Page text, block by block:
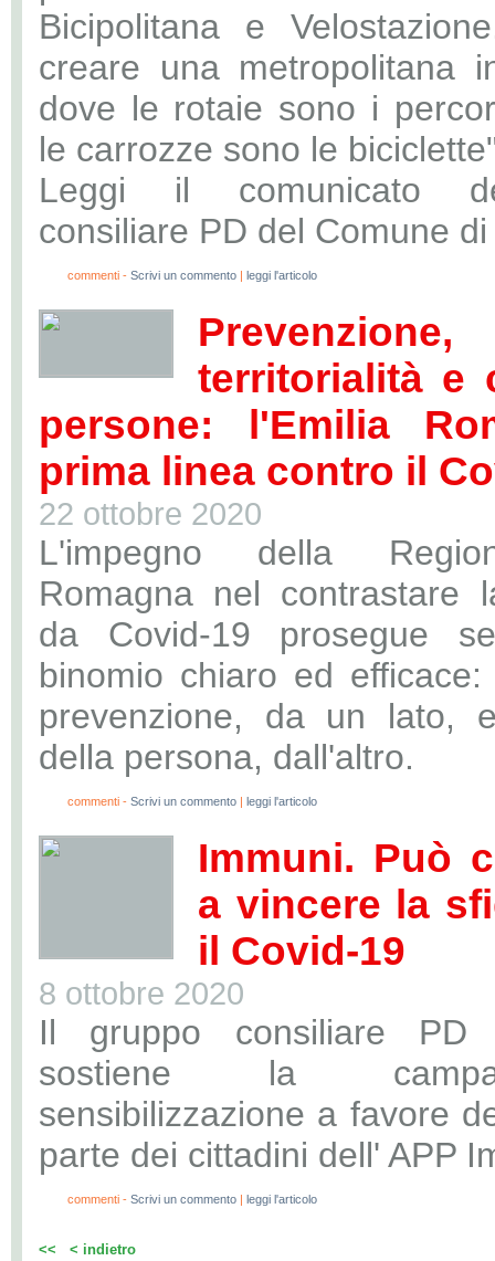
Bicipolitana e
creare una metropolitana
dove le rotaie sono i
le carrozze sono le
Leggi il comunicato
consiliare PD del Comune
commenti - Scrivi un commento | leggi l'articolo
Prevenzione,
territorialità e
persone: l'Emilia
prima linea contro il
22 ottobre 2020
L'impegno della
Romagna nel contrastare
da Covid-19 prosegue
binomio chiaro ed
prevenzione, da un lato,
della persona, dall'altro.
commenti - Scrivi un commento | leggi l'articolo
Immuni. Può
a vincere la
il Covid-19
8 ottobre 2020
Il gruppo consiliare PD
sostiene la
sensibilizzazione a favore
parte dei cittadini dell' APP
commenti - Scrivi un commento | leggi l'articolo
<< < indietro